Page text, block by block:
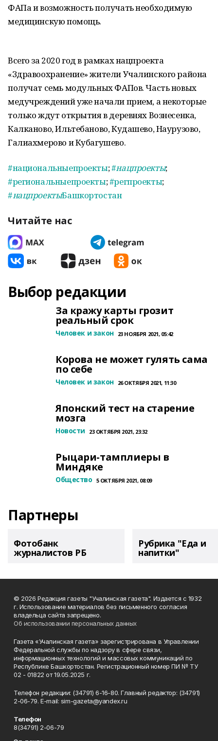
ФАПа и возможность получать необходимую
медицинскую помощь.
Всего за 2020 год в рамках нацпроекта
«Здравоохранение» жители Учалинского района
получат семь модульных ФАПов. Часть новых
медучреждений уже начали прием, а некоторые
только ждут открытия в деревнях Вознесенка,
Калканово, Ильтебаново, Кудашево, Наурузово,
Галиахмерово и Кубагушево.
#национальныепроекты;#нацпроекты;
#региональныепроекты;#регпроекты;
#нацпроектыБашкортостан
Читайте нас
Выбор редакции
За кражу карты грозит
реальный срок
Человек и закон 23 НОЯБРЯ 2021, 05:42
Корова не может гулять сама
по себе
Человек и закон 26 ОКТЯБРЯ 2021, 11:30
Японский тест на старение
мозга
Новости 23 ОКТЯБРЯ 2021, 23:32
Рыцари-тамплиеры в
Миндяке
Общество 5 ОКТЯБРЯ 2021, 08:09
Партнеры
Фотобанк
журналистов РБ
Рубрика "Еда и
напитки"
© 2026 Редакция газеты "Учалинская газета". Издается с 1932
г. Использование материалов без письменного согласия
владельца сайта запрещено.
Об использовании персональных данных
Газета «Учалинская газета» зарегистрирована в Управлении
Федеральной службы по надзору в сфере связи,
информационных технологий и массовых коммуникаций по
Республике Башкортостан. Регистрационный номер ПИ № ТУ
02 - 01822 от 19.05.2025 г.
Телефон редакции: (34791) 6-16-80. Главный редактор: (34791)
2-06-79. Е-mаil: sim-gazeta@yandex.ru
Телефон
8(34791) 2-06-79